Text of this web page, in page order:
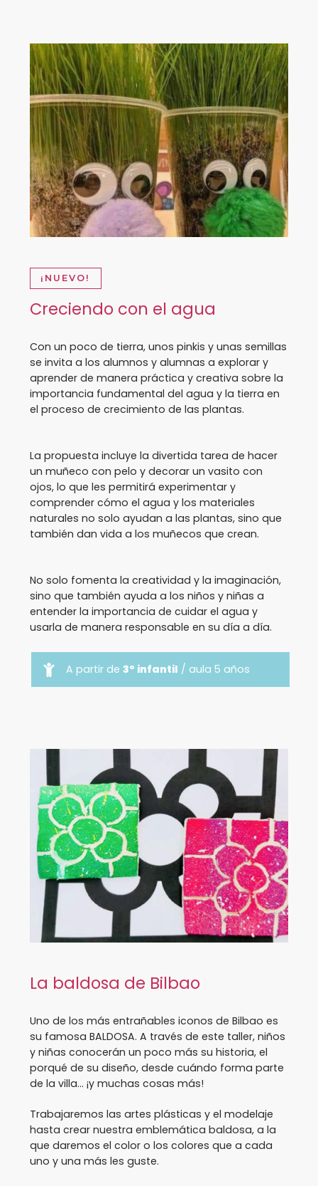
¡NUEVO!
Creciendo con el agua
Con un poco de tierra, unos pinkis y unas semillas
se invita a los alumnos y alumnas a explorar y
aprender de manera práctica y creativa sobre la
importancia fundamental del agua y la tierra en
el proceso de crecimiento de las plantas.
La propuesta incluye la divertida tarea de hacer
un muñeco con pelo y decorar un vasito con
ojos, lo que les permitirá experimentar y
comprender cómo el agua y los materiales
naturales no solo ayudan a las plantas, sino que
también dan vida a los muñecos que crean.
No solo fomenta la creatividad y la imaginación,
sino que también ayuda a los niños y niñas a
entender la importancia de cuidar el agua y
usarla de manera responsable en su día a día.
A partir de 3º infantil / aula 5 años
La baldosa de Bilbao
Uno de los más entrañables iconos de Bilbao es
su famosa BALDOSA. A través de este taller, niños
y niñas conocerán un poco más su historia, el
porqué de su diseño, desde cuándo forma parte
de la villa… ¡y muchas cosas más!
Trabajaremos las artes plásticas y el modelaje
hasta crear nuestra emblemática baldosa, a la
que daremos el color o los colores que a cada
uno y una más les guste.